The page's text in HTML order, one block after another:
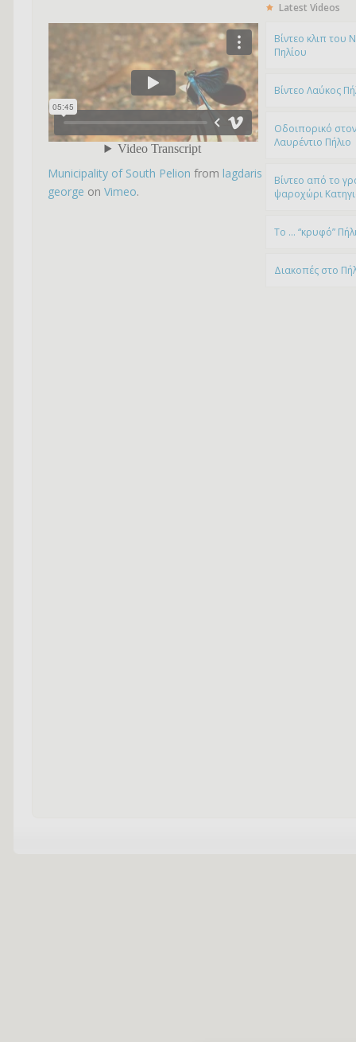
Municipality of South Pelion from lagdaris
george on Vimeo.
Latest Videos
Bίντεο κλιπ του
Πηλίου
Βίντεο Λαύκος
Οδοιπορικό
Λαυρέντιο Πήλιο
Βίντεο από το
ψαροχώρι
To … “κρυφό”
Διακοπές στο